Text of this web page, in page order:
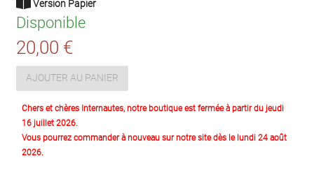
Version Papier
Disponible
20,00 €
AJOUTER AU PANIER
Chers et chères Internautes, notre boutique est fermée à partir du jeudi
16 juillet 2026.
Vous pourrez commander à nouveau sur notre site dès le lundi 24 août
2026.